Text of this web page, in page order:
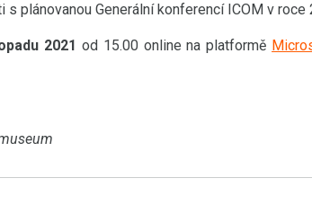
plánovanou Generální konferencí ICOM v roce
2021 od 15.00 online na platformě